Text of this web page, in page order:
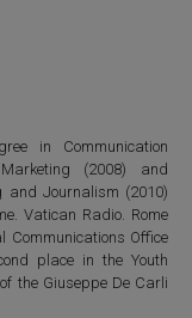
in Communication
(2008) and
and Journalism (2010)
Vatican Radio. Rome
Communications Office
place in the Youth
the Giuseppe De Carli